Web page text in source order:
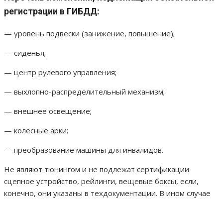
регистрации в ГИБДД:
— уровень подвески (занижение, повышение);
— сиденья;
— центр рулевого управления;
— выхлопно-распределительный механизм;
— внешнее освещение;
— колесные арки;
— преобразование машины для инвалидов.
Не являют тюнингом и не подлежат сертификации
сцепное устройство, рейлинги, вещевые боксы, если,
конечно, они указаны в техдокументации. В ином случае